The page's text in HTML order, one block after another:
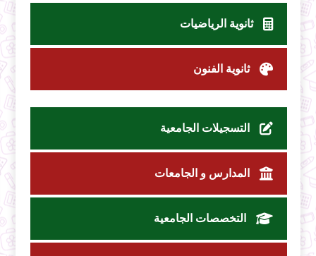
ثانوية الرياضيات
ثانوية الفنون
التسجيلات الجامعية
المدارس و الجامعات
التخصصات الجامعية